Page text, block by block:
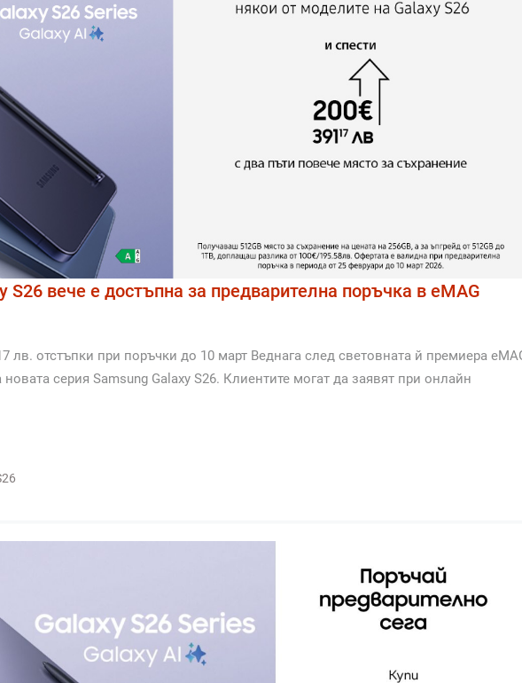
S26 вече е достъпна за предварителна поръчка в eMAG
лв. отстъпки при поръчки до 10 март Веднага след световната й премиера
серия Samsung Galaxy S26. Клиентите могат да заявят при онлайн